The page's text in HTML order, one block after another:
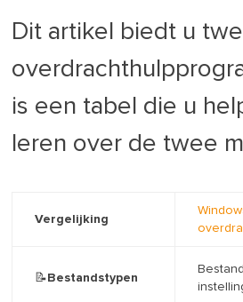
Dit artikel biedt u
is een tabel die u
leren over de twee
Vergelijking
📝Bestandstypen